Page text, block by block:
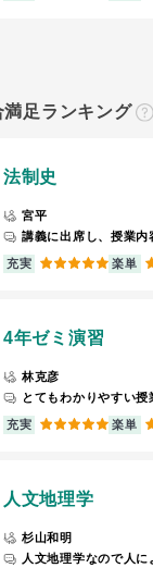
満足ランキング
？
法制史
宮平
充実 5 楽単
4年ゼミ演習
林克彦
とてもわかりやすい授
充実 5 楽単
人文地理学
杉山和明